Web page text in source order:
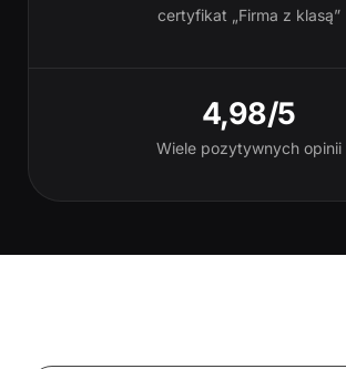
certyfikat „Firma z klasą”
4,98/5
Wiele pozytywnych opinii